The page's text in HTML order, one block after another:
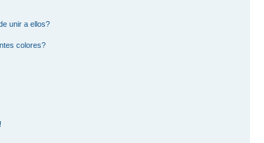
unir a ellos?
colores?